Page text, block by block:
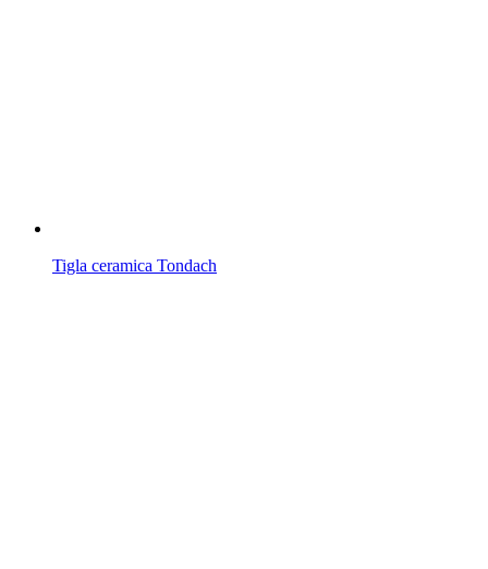
Tigla ceramica Tondach